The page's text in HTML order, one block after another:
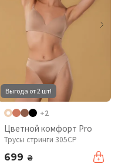
Выгода от 2 шт!
+2
Цветной комфорт Pro
Трусы стринги 305CP
699 ₴